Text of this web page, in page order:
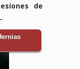
de
.